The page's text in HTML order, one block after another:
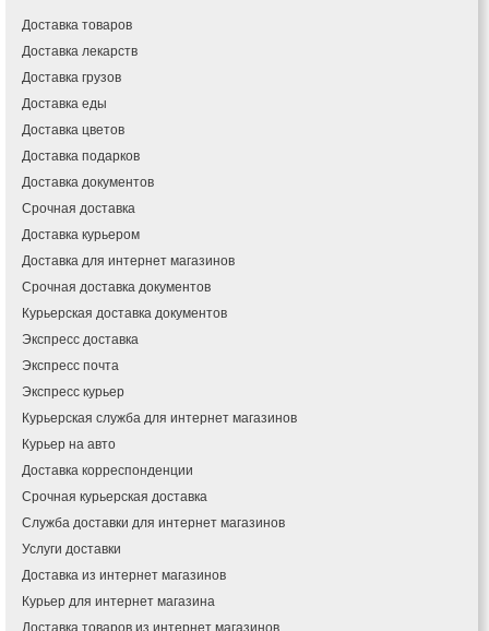
Доставка товаров
Доставка лекарств
Доставка грузов
Доставка еды
Доставка цветов
Доставка подарков
Доставка документов
Срочная доставка
Доставка курьером
Доставка для интернет магазинов
Срочная доставка документов
Курьерская доставка документов
Экспресс доставка
Экспресс почта
Экспресс курьер
Курьерская служба для интернет магазинов
Курьер на авто
Доставка корреспонденции
Срочная курьерская доставка
Служба доставки для интернет магазинов
Услуги доставки
Доставка из интернет магазинов
Курьер для интернет магазина